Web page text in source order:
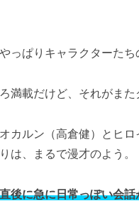
っぱりキャラクターたち
満載だけど、それがまた
カルン（高倉健）とヒ
は、まるで漫才のよう。
後に急に日常っぽい会